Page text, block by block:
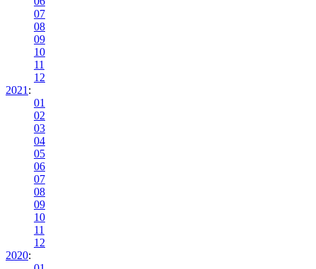
07
08
09
10
11
12
2021 :
01
02
03
04
05
06
07
08
09
10
11
12
2020: